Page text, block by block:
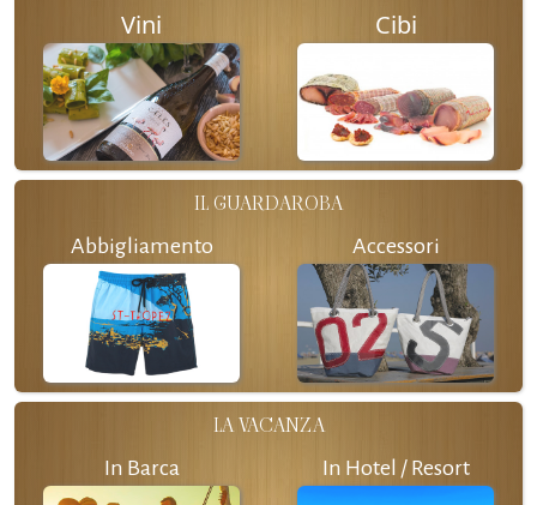
Vini Cibi
IL GUARDAROBA
Abbigliamento Accessori
LA VACANZA
In Barca In Hotel / Resort